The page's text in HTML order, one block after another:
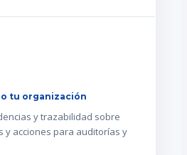
tu organización
y trazabilidad sobre
y acciones para auditorías y